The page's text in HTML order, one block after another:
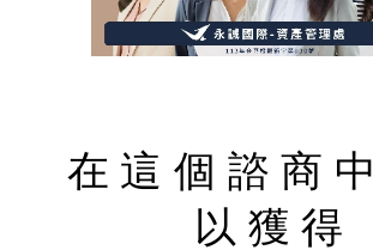
在 這 個 諮 商 中
以 獲 得